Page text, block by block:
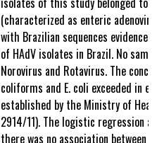
(characterized as enteric
with Brazilian sequences
of HAdV isolates in Brazil. No
Norovirus and Rotavirus. The
coliforms and E. coli exceeded in
established by the Ministry of
2914/11). The logistic regression
there was no association between